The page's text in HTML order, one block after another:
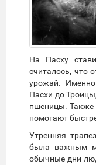
На Пасху
считалось, что
урожай.
Пасхи до
пшеницы. Также
помогают
Утренняя
была важным
обычные дни